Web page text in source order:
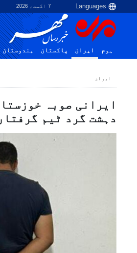
7 اگست، 2026
ہوم ایران پاکستان ہندوستان
ایران
ایرانی صوبہ
دہشت گرد ٹیم گرفتار